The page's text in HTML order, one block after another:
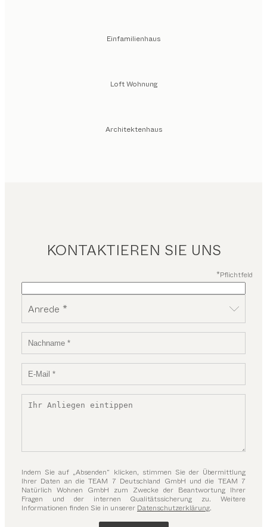
Einfamilienhaus
Loft Wohnung
Architektenhaus
KONTAKTIEREN SIE UNS
*Pflichtfeld
Anrede *
Indem Sie auf „Absenden“ klicken, stimmen Sie der Übermittlung
Ihrer Daten an die TEAM 7 Deutschland GmbH und die TEAM 7
Natürlich Wohnen GmbH zum Zwecke der Beantwortung Ihrer
Fragen und der internen Qualitätssicherung zu. Weitere
Informationen finden Sie in unserer Datenschutzerklärung.